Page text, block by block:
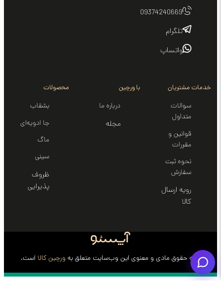
09374240669
تلگرام
واتساپ
خدمات مشتریان
سوالات
متداول
قوانین و
مقررات
نحوه ثبت
سفارش
رویه ارسال
کالا
با ورچین
درباره ما
مجله
محصولات
بشقاب
جا ادویه‌ای
ماگ
سینی‌
ظروف
پذیرایی
کلیه حقوق مادی و معنوی این وب‌سایت متعلق به ورچین کالا است.